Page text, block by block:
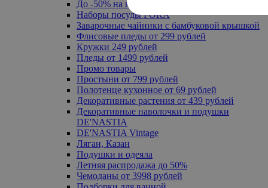
До -50% на ковры
Наборы посуды FORA
Заварочные чайники с бамбуковой крышкой
Флисовые пледы от 299 рублей
Кружки 249 рублей
Пледы от 1499 рублей
Промо товары
Простыни от 799 рублей
Полотенце кухонное от 69 рублей
Декоративные растения от 439 рублей
Декоративные наволочки и подушки
DE'NASTIA
DE'NASTIA Vintage
Ляган, Казан
Подушки и одеяла
Летняя распродажа до 50%
Чемоданы от 3998 рублей